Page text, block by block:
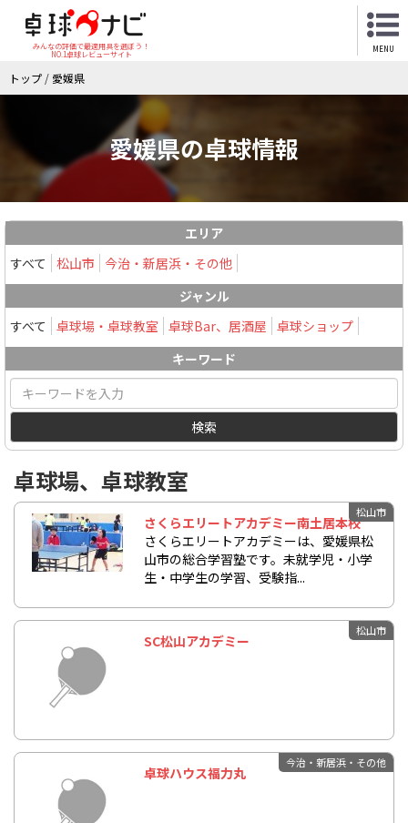
みんなの評価で最適用具を選ぼう！
NO.1卓球レビューサイト
MENU
トップ / 愛媛県
愛媛県の卓球情報
エリア
すべて
松山市
今治・新居浜・その他
ジャンル
すべて
卓球場・卓球教室 卓球Bar、居酒屋 卓球ショップ
キーワード
検索
卓球場、卓球教室
松山市
さくらエリートアカデミー南土居本校
さくらエリートアカデミーは、愛媛県松
山市の総合学習塾です。未就学児・小学
生・中学生の学習、受験指...
松山市
SC松山アカデミー
今治・新居浜・その他
卓球ハウス福力丸